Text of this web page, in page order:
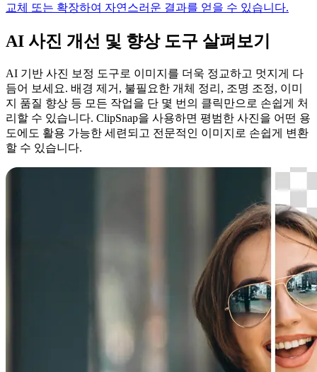
교체 또는 확장하여 자연스러운 결과를 얻을 수 있습니다.
AI 사진 개선 및 향상 도구 살펴보기
AI 기반 사진 보정 도구로 이미지를 더욱 정교하고 멋지게 다
듬어 보세요. 배경 제거, 불필요한 개체 정리, 조명 조정, 이미
지 품질 향상 등 모든 작업을 단 몇 번의 클릭만으로 손쉽게 처
리할 수 있습니다. ClipSnap을 사용하면 평범한 사진을 어떤 용
도에도 활용 가능한 세련되고 전문적인 이미지로 손쉽게 변환
할 수 있습니다.